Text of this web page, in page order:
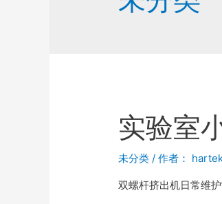
实验室
未分类 / 作者：
双螺杆挤出机日常维